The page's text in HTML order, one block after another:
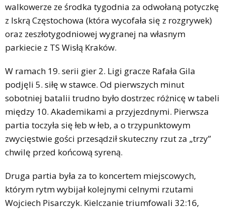
walkowerze ze środka tygodnia za odwołaną potyczkę
z Iskrą Częstochowa (która wycofała się z rozgrywek)
oraz zeszłotygodniowej wygranej na własnym
parkiecie z TS Wisłą Kraków.
W ramach 19. serii gier 2. Ligi gracze Rafała Gila
podjęli 5. siłę w stawce. Od pierwszych minut
sobotniej batalii trudno było dostrzec różnicę w tabeli
między 10. Akademikami a przyjezdnymi. Pierwsza
partia toczyła się łeb w łeb, a o trzypunktowym
zwycięstwie gości przesądził skuteczny rzut za „trzy”
chwilę przed końcową syreną.
Druga partia była za to koncertem miejscowych,
którym rytm wybijał kolejnymi celnymi rzutami
Wojciech Pisarczyk. Kielczanie triumfowali 32:16,